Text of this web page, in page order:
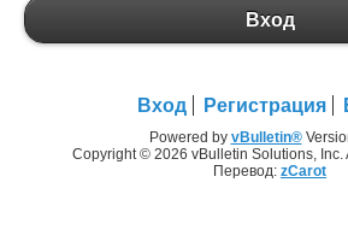
Вход
Вход Регистрация
Powered by vBulletin®
Copyright © 2026 vBulletin Solutions, Inc.
Перевод: zCarot